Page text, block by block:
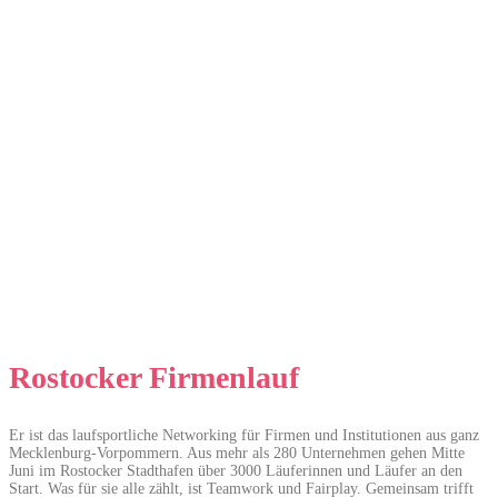
Rostocker Firmenlauf
Er ist das laufsportliche Networking für Firmen und Institutionen aus ganz
Mecklenburg-Vorpommern. Aus mehr als 280 Unternehmen gehen Mitte
Juni im Rostocker Stadthafen über 3000 Läuferinnen und Läufer an den
Start. Was für sie alle zählt, ist Teamwork und Fairplay. Gemeinsam trifft